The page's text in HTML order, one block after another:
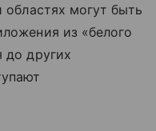
областях могут быть
из «белого
до других